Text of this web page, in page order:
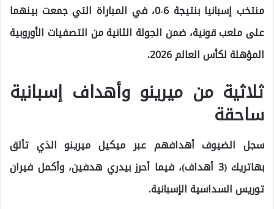
منتخب إسبانيا بنتيجة 6-0، في المباراة التي جمعت بينهما
على ملعب قونية، ضمن الجولة الثانية من التصفيات الأوروبية
المؤهلة لكأس العالم 2026.
ثلاثية من ميرينو وأهداف إسبانية
ساحقة
سجل الضيوف أهدافهم عبر ميكيل ميرينو الذي تألق
بهاتريك (3 أهداف)، فيما أحرز بيدري هدفين، وأكمل فيران
توريس السداسية الإسبانية.